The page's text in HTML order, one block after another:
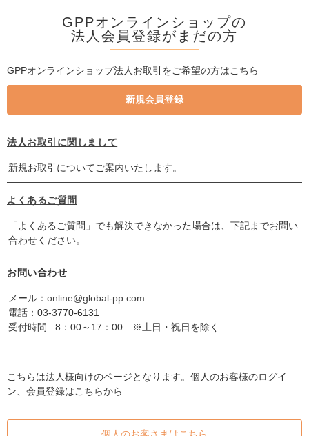
GPPオンラインショップの
法人会員登録がまだの方
GPPオンラインショップ法人お取引をご希望の方はこちら
法人お取引に関しまして
新規お取引についてご案内いたします。
よくあるご質問
「よくあるご質問」でも解決できなかった場合は、下記までお問い
合わせください。
お問い合わせ
メール： online@global-pp.com
電話： 03-3770-6131
受付時間 : 8：00～17：00 ※土日・祝日を除く
こちらは法人様向けのページとなります。個人のお客様のログイ
ン、会員登録はこちらから